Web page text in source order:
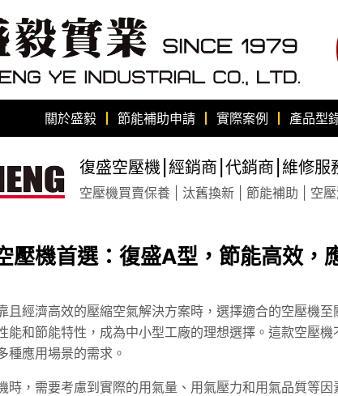
關於盛毅 節能補助申請 實際案例 產品型
復盛空壓機⎮經銷商⎮代銷商⎮維修服
空壓機買賣保養 | 汰舊換新 | 節能補助 | 空
壓機首選：復盛A型，節能高效，
且經濟高效的壓縮空氣解決方案時，選擇適合的空壓機
能和節能特性，成為中小型工廠的理想選擇。這款空壓
種應用場景的需求。
時，需要考慮到實際的用氣量、用氣壓力和用氣品質等